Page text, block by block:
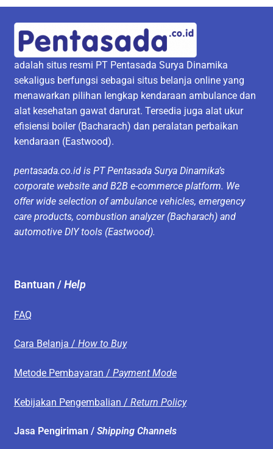
adalah situs resmi PT Pentasada Surya Dinamika
sekaligus berfungsi sebagai situs belanja online yang
menawarkan pilihan lengkap kendaraan ambulance dan
alat kesehatan gawat darurat. Tersedia juga alat ukur
efisiensi boiler (Bacharach) dan peralatan perbaikan
kendaraan (Eastwood).
pentasada.co.id is PT Pentasada Surya Dinamika’s
corporate website and B2B e-commerce platform. We
offer wide selection of ambulance vehicles, emergency
care products, combustion analyzer (Bacharach) and
automotive DIY tools (Eastwood).
Bantuan /Help
FAQ
Cara Belanja / How to Buy
Metode Pembayaran / Payment Mode
Kebijakan Pengembalian / Return Policy
Jasa Pengiriman / Shipping Channels